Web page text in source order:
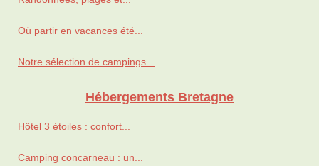
Où partir en vacances été...
Notre sélection de campings...
Hébergements Bretagne
Hôtel 3 étoiles : confort...
Camping concarneau : un...